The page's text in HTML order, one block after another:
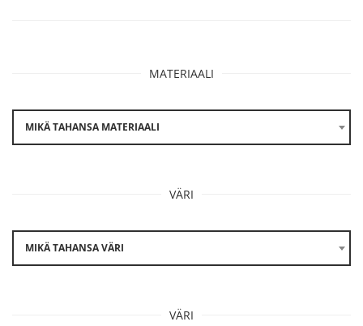
1 2 »
MATERIAALI
MIKÄ TAHANSA MATERIAALI
VÄRI